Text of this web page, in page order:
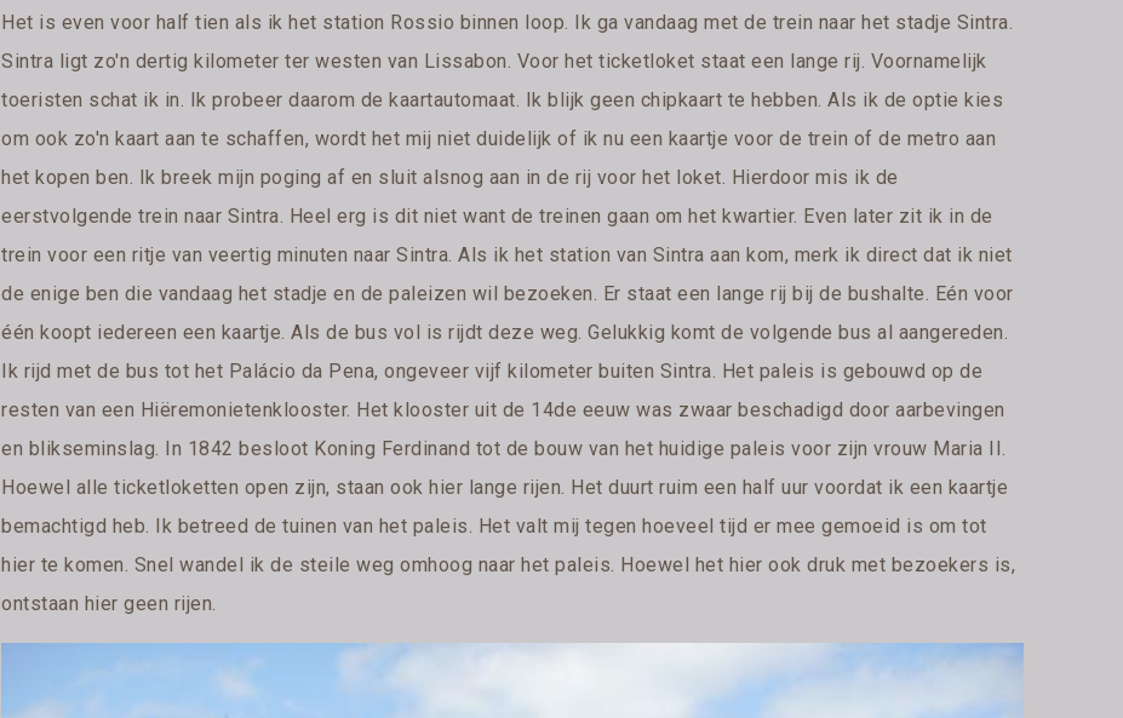
Het is even voor half tien als ik het station Rossio binnen loop. Ik ga vandaag met de trein naar het stadje Sintra.
Sintra ligt zo'n dertig kilometer ter westen van Lissabon. Voor het ticketloket staat een lange rij. Voornamelijk
toeristen schat ik in. Ik probeer daarom de kaartautomaat. Ik blijk geen chipkaart te hebben. Als ik de optie kies
om ook zo'n kaart aan te schaffen, wordt het mij niet duidelijk of ik nu een kaartje voor de trein of de metro aan
het kopen ben. Ik breek mijn poging af en sluit alsnog aan in de rij voor het loket. Hierdoor mis ik de
eerstvolgende trein naar Sintra. Heel erg is dit niet want de treinen gaan om het kwartier. Even later zit ik in de
trein voor een ritje van veertig minuten naar Sintra. Als ik het station van Sintra aan kom, merk ik direct dat ik niet
de enige ben die vandaag het stadje en de paleizen wil bezoeken. Er staat een lange rij bij de bushalte. Eén voor
één koopt iedereen een kaartje. Als de bus vol is rijdt deze weg. Gelukkig komt de volgende bus al aangereden.
Ik rijd met de bus tot het Palácio da Pena, ongeveer vijf kilometer buiten Sintra. Het paleis is gebouwd op de
resten van een Hiëremonietenklooster. Het klooster uit de 14de eeuw was zwaar beschadigd door aarbevingen
en blikseminslag. In 1842 besloot Koning Ferdinand tot de bouw van het huidige paleis voor zijn vrouw Maria II.
Hoewel alle ticketloketten open zijn, staan ook hier lange rijen. Het duurt ruim een half uur voordat ik een kaartje
bemachtigd heb. Ik betreed de tuinen van het paleis. Het valt mij tegen hoeveel tijd er mee gemoeid is om tot
hier te komen. Snel wandel ik de steile weg omhoog naar het paleis. Hoewel het hier ook druk met bezoekers is,
ontstaan hier geen rijen.